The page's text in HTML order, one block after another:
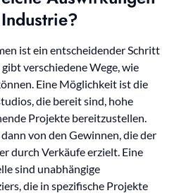
ist ein entscheidender Schritt
verschiedene Wege, wie
Eine Möglichkeit ist die
die bereit sind, hohe
Projekte bereitzustellen.
von den Gewinnen, die der
durch Verkäufe erzielt. Eine
sind unabhängige
die in spezifische Projekte